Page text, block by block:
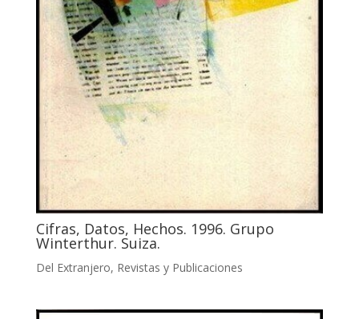
Cifras, Datos, Hechos. 1996. Grupo
Winterthur. Suiza.
Del Extranjero, Revistas y Publicaciones